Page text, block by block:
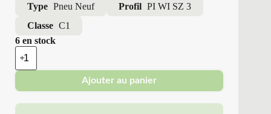
Type Pneu Neuf Profil PI WI SZ 3
Classe C1
6 en stock
quantité
de
Pirelli
Pneus
Neufs
Ajouter au panier